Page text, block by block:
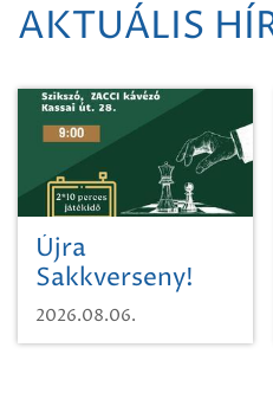
AKTUÁLIS
Újra
Sakkverseny!
2026.08.06.